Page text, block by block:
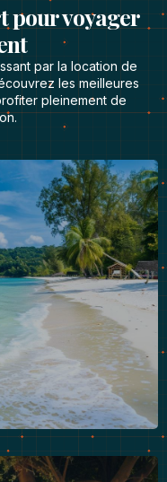
pour voyager
par la location de
les meilleures
pleinement de
sur une ile
perle cachée au